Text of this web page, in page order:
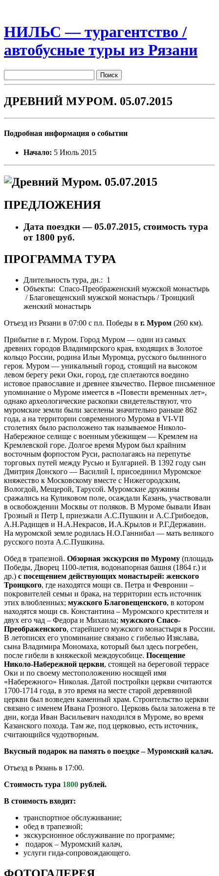
НИЛЬС — турагентство /
автобусные туры из Рязани
ДРЕВНИЙ МУРОМ. 05.07.2015
Подробная информация о событии
Начало: 5 Июль 2015
ПРЕДЛОЖЕНИЯ
Дата поездки — 05.07.2015, стоимость тура
от 1800 руб.
ПРОГРАММА ТУРА
Длительность тура, дн.: 1
Объекты: Спасо-Преображенский мужской монастырь
/ Благовещенский мужской монастырь / Троицкий
женский монастырь
Отъезд из Рязани в 07:00 с пл. Победы в г. Муром (260 км).
Прибытие в г. Муром. Город Муром — один из самых
древних городов Владимирского края, входящих в Золотое
кольцо России, родина Ильи Муромца, русского былинного
героя. Муром — уникальный город, стоящий на высоком
левом берегу реки Оки, город, где сплетаются воедино
истовое православие и древнее язычество. Первое письменное
упоминание о Муроме имеется в «Повести временных лет»,
однако археологические раскопки свидетельствуют, что
муромские земли были заселены значительно раньше 862
года, а на территории современного Мурома в VI-VII
столетиях было расположено так называемое Николо-
Набережное селище с военным убежищем — Кремлем на
Кремлевской горе. Долгое время Муром был крайним
восточным форпостом Руси, располагаясь на перепутье
торговых путей между Русью и Булгарией. В 1392 году сын
Дмитрия Донского — Василий I, присоединил Муромское
княжество к Московскому вместе с Нижегородским,
Вологдой, Мещерой, Тарусой. Муромские дружины
сражались на Куликовом поле, осаждали Казань, участвовали
в освобождении Москвы от поляков. В Муроме бывали Иван
Грозный и Петр I, приезжали А.С.Пушкин и А.С.Грибоедов,
А.Н.Радищев и Н.А.Некрасов, И.А.Крылов и Р.Г.Державин.
На муромской земле родилась Н.О.Ганнибал — мать великого
русского поэта А.С.Пушкина.
Обед в трапезной. Обзорная экскурсия по Мурому (площадь
Победы, Дворец 1100-летия, водонапорная башня (1864 г.) и
др.) с посещением действующих монастырей: женского
Троицкого, где находятся мощи св. Петра и Февронии –
покровителей семьи и брака, на территории есть источник
этих влюбленных; мужского Благовещенского, в котором
находятся мощи св. Константина – Муромского крестителя и
двух его чад – Федора и Михаила; мужского Спасо-
Преображенского, старейшего мужского монастыря в России.
В летописях его упоминание связано с гибелью Изяслава,
сына Владимира Мономаха, который был здесь погребен,
после гибели в княжеской междоусобице. Посещение
Николо-Набережной церкви, стоящей на береговой террасе
Оки и по своему местоположению носящей имя
«Набережного» Николая. Датой постройки церкви считаются
1700-1714 года, в это время на месте старой деревянной
церкви был возведен каменный храм. Строительство церкви
связано с именем Ивана Грозного. Церковь была заложена в те
дни, когда Иван Васильевич находился в Муроме, во время
Казанского похода. Там же, под церковью, есть источник,
считающийся чудотворным.
Вкусный подарок на память о поездке – Муромский калач.
Отъезд в Рязань в 17:00.
Стоимость тура 1800 рублей.
В стоимость входит:
транспортное обслуживание;
обед в трапезной;
экскурсионное обслуживание по программе;
подарок – Муромский калач,
услуги гида-сопровождающего.
ФОТОГАЛЕРЕЯ